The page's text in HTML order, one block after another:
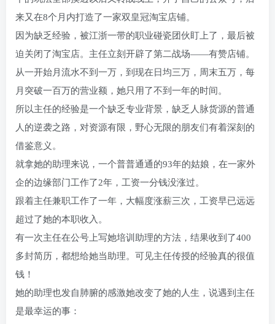
来又在8个月内打造了一家双皇冠淘宝店铺。
因为缺乏经验，被江浙一带的职业碰瓷团伙盯上了，最后被
迫关闭了淘宝店。主任立刻开辟了第二战场——有赞店铺。
从一开始月流水不到一万，到现在日均三万，周末五万，每
月突破一百万的营业额，她只用了不到一年的时间。
所以主任的经验是一个缺乏专业背景，缺乏人脉货源的普通
人的逆袭之路，对资源有限，野心无限的朋友们有着深刻的
借鉴意义。
就拿她的助理来说，一个普普通通的93年的姑娘，在一家外
企的边缘部门工作了2年，工资一分钱没涨过。
跟着主任兼职工作了一年，大幅度涨薪三次，工资早已远远
超过了她的本职收入。
有一次主任在公号上写她培训助理的方法，结果收到了400
多封简历，都想给她当助理。可见主任传授的经验真的很值
钱！
她的助理也发自肺腑的感激她改变了她的人生，说遇到主任
是最幸运的事：